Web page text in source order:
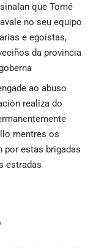
que Tomé
no seu equipo
e egoístas,
da provincia
ao abuso
realiza do
mentres os
por estas brigadas
estradas